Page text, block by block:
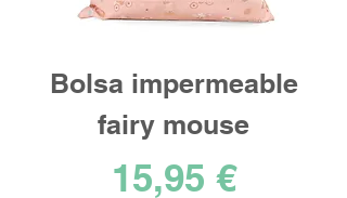
Bolsa impermeable
fairy mouse
Precio
15,95 €